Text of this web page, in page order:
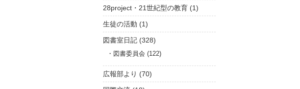
28project・21世紀型の教育 (1)
生徒の活動 (1)
図書室日記 (328)
図書委員会 (122)
広報部より (70)